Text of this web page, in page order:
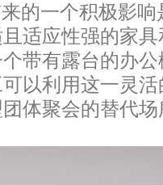
的一个积极影
适应性强的家
带有露台的办
以利用这一灵
体聚会的替代场